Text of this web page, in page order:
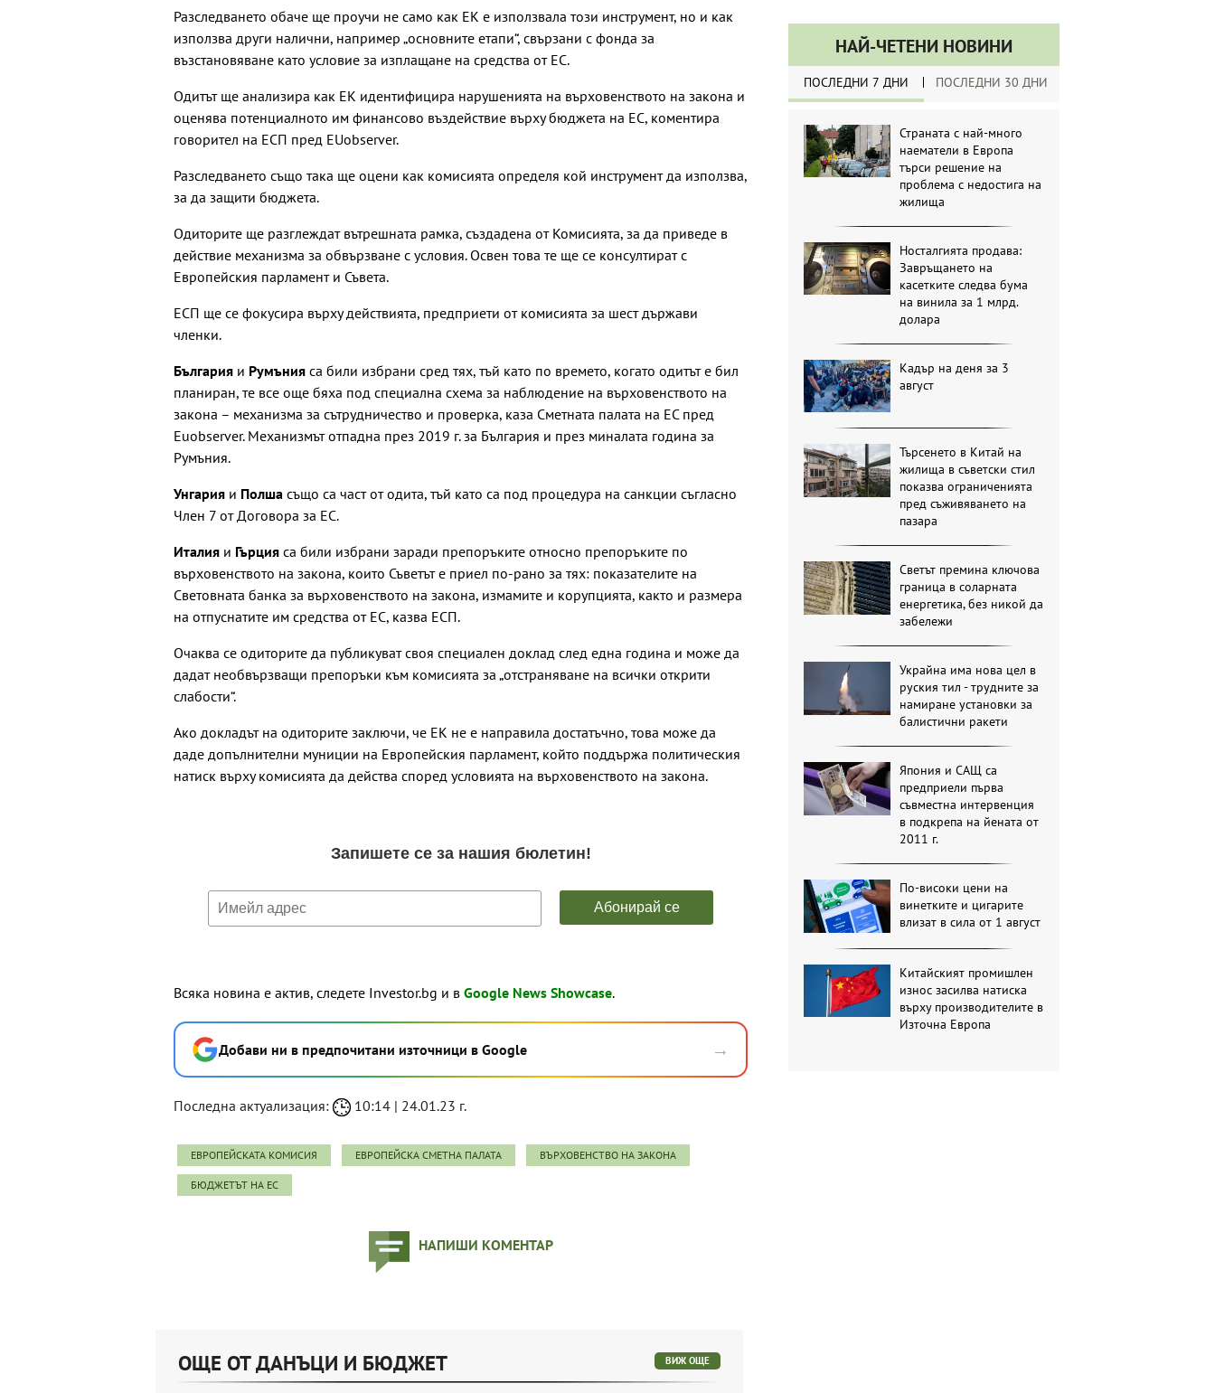
Разследването обаче ще проучи не само как ЕК е използвала този инструмент, но и как
използва други налични, например „основните етапи“, свързани с фонда за
възстановяване като условие за изплащане на средства от ЕС.
Одитът ще анализира как ЕК идентифицира нарушенията на върховенството на закона и
оценява потенциалното им финансово въздействие върху бюджета на ЕС, коментира
говорител на ЕСП пред EUobserver.
Разследването също така ще оцени как комисията определя кой инструмент да използва,
за да защити бюджета.
Одиторите ще разглеждат вътрешната рамка, създадена от Комисията, за да приведе в
действие механизма за обвързване с условия. Освен това те ще се консултират с
Европейския парламент и Съвета.
ЕСП ще се фокусира върху действията, предприети от комисията за шест държави
членки.
България и Румъния са били избрани сред тях, тъй като по времето, когато одитът е бил
планиран, те все още бяха под специална схема за наблюдение на върховенството на
закона – механизма за сътрудничество и проверка, каза Сметната палата на ЕС пред
Euobserver. Механизмът отпадна през 2019 г. за България и през миналата година за
Румъния.
Унгария и Полша също са част от одита, тъй като са под процедура на санкции съгласно
Член 7 от Договора за ЕС.
Италия и Гърция са били избрани заради препоръките относно препоръките по
върховенството на закона, които Съветът е приел по-рано за тях: показателите на
Световната банка за върховенството на закона, измамите и корупцията, както и размера
на отпуснатите им средства от ЕС, казва ЕСП.
Очаква се одиторите да публикуват своя специален доклад след една година и може да
дадат необвързващи препоръки към комисията за „отстраняване на всички открити
слабости“.
Ако докладът на одиторите заключи, че ЕК не е направила достатъчно, това може да
даде допълнителни муниции на Европейския парламент, който поддържа политическия
натиск върху комисията да действа според условията на върховенството на закона.
Всяка новина е актив, следете Investor.bg и в Google News Showcase.
Добави ни в предпочитани източници в Google →
Последна актуализация: 10:14 | 24.01.23 г.
ЕВРОПЕЙСКАТА КОМИСИЯ ЕВРОПЕЙСКА СМЕТНА ПАЛАТА ВЪРХОВЕНСТВО НА ЗАКОНА
БЮДЖЕТЪТ НА ЕС
НАПИШИ КОМЕНТАР
НАЙ-ЧЕТЕНИ НОВИНИ
ПОСЛЕДНИ 7 ДНИ ПОСЛЕДНИ 30 ДНИ
Страната с най-много
наематели в Европа
търси решение на
проблема с недостига на
жилища
Носталгията продава:
Завръщането на
касетките следва бума
на винила за 1 млрд.
долара
Кадър на деня за 3
август
Търсенето в Китай на
жилища в съветски стил
показва ограниченията
пред съживяването на
пазара
Светът премина ключова
граница в соларната
енергетика, без никой да
забележи
Украйна има нова цел в
руския тил - трудните за
намиране установки за
балистични ракети
Япония и САЩ са
предприели първа
съвместна интервенция
в подкрепа на йената от
2011 г.
По-високи цени на
винетките и цигарите
влизат в сила от 1 август
Китайският промишлен
износ засилва натиска
върху производителите в
Източна Европа
ОЩЕ ОТ ДАНЪЦИ И БЮДЖЕТ ВИЖ ОЩЕ